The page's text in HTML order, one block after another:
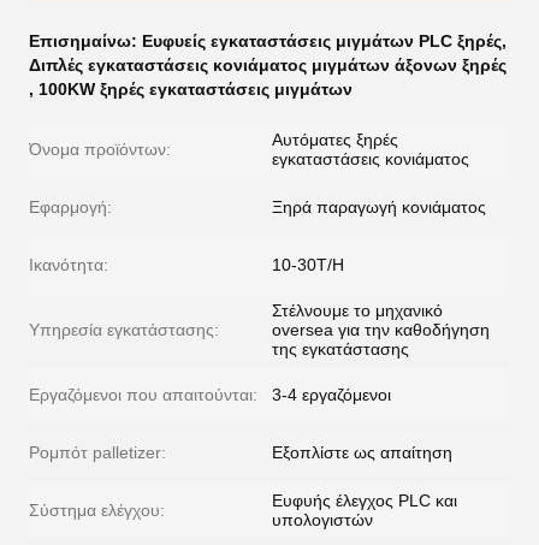
Επισημαίνω: Ευφυείς εγκαταστάσεις μιγμάτων PLC ξηρές,
Διπλές εγκαταστάσεις κονιάματος μιγμάτων άξονων ξηρές
, 100KW ξηρές εγκαταστάσεις μιγμάτων
Όνομα προϊόντων:
Αυτόματες ξηρές
εγκαταστάσεις κονιάματος
Εφαρμογή: Ξηρά παραγωγή κονιάματος
Ικανότητα: 10-30T/H
Υπηρεσία εγκατάστασης:
Στέλνουμε το μηχανικό
oversea για την καθοδήγηση
της εγκατάστασης
Εργαζόμενοι που απαιτούνται: 3-4 εργαζόμενοι
Ρομπότ palletizer: Εξοπλίστε ως απαίτηση
Σύστημα ελέγχου:
Ευφυής έλεγχος PLC και
υπολογιστών